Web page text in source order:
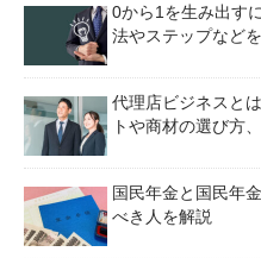
0から1を生み出す
法やステップなどを
代理店ビジネスと
トや商材の選び方
国民年金と国民年
べき人を解説